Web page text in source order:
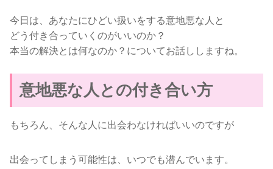
今日は、あなたにひどい扱いをする意地悪な人と
どう付き合っていくのがいいのか？
本当の解決とは何なのか？についてお話ししますね。
意地悪な人との付き合い方
もちろん、そんな人に出会わなければいいのですが
出会ってしまう可能性は、いつでも潜んでいます。